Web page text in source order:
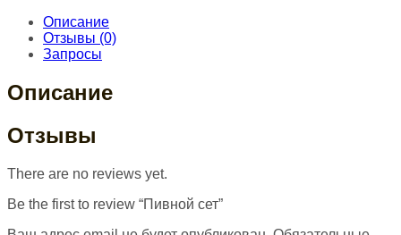
Описание
Отзывы (0)
Запросы
Описание
Отзывы
There are no reviews yet.
Be the first to review “Пивной сет”